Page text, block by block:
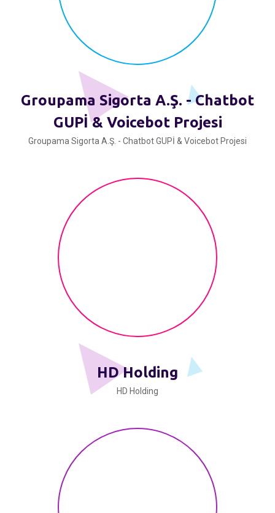
Groupama Sigorta A.Ş. - Chatbot
GUPİ & Voicebot Projesi
Groupama Sigorta A.Ş. - Chatbot GUPİ & Voicebot Projesi
HD Holding
HD Holding